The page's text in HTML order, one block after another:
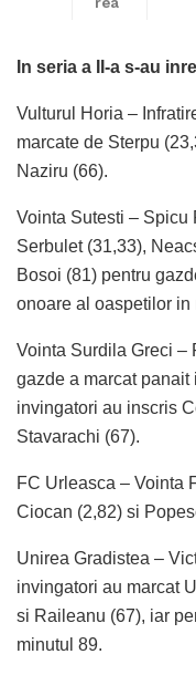
In seria a II-a s-au
Vulturul Horia –
marcate de Sterpu
Naziru (66).
Vointa Sutesti – Spicu
Serbulet (31,33),
Bosoi (81) pentru
onoare al oaspetilor in
Vointa Surdila Greci –
gazde a marcat panait
invingatori au inscris
Stavarachi (67).
FC Urleasca – Vointa
Ciocan (2,82) si
Unirea Gradistea –
invingatori au marcat
si Raileanu (67), iar
minutul 89.